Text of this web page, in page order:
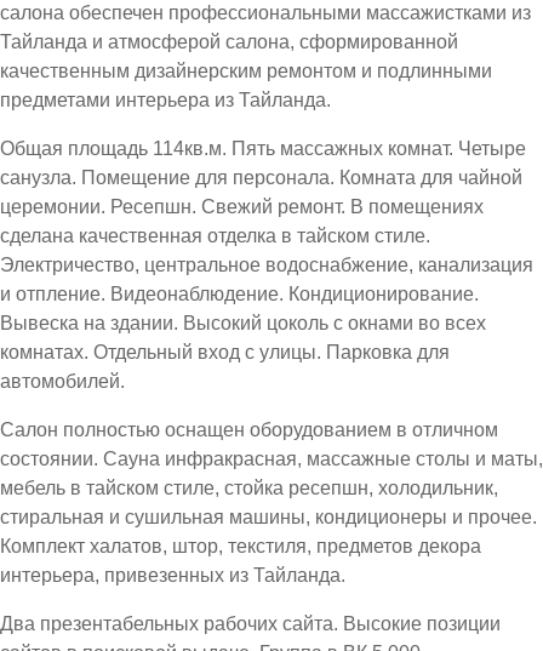
салона обеспечен профессиональными массажистками из
Тайланда и атмосферой салона, сформированной
качественным дизайнерским ремонтом и подлинными
предметами интерьера из Тайланда.
Общая площадь 114кв.м. Пять массажных комнат. Четыре
санузла. Помещение для персонала. Комната для чайной
церемонии. Ресепшн. Свежий ремонт. В помещениях
сделана качественная отделка в тайском стиле.
Электричество, центральное водоснабжение, канализация
и отпление. Видеонаблюдение. Кондиционирование.
Вывеска на здании. Высокий цоколь с окнами во всех
комнатах. Отдельный вход с улицы. Парковка для
автомобилей.
Салон полностью оснащен оборудованием в отличном
состоянии. Сауна инфракрасная, массажные столы и маты,
мебель в тайском стиле, стойка ресепшн, холодильник,
стиральная и сушильная машины, кондиционеры и прочее.
Комплект халатов, штор, текстиля, предметов декора
интерьера, привезенных из Тайланда.
Два презентабельных рабочих сайта. Высокие позиции